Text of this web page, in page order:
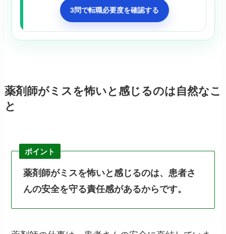
3問で転職必要度を確認する
薬剤師がミスを怖いと感じるのは自然なこ
と
ポイント
薬剤師がミスを怖いと感じるのは、患者さ
んの安全を守る責任感があるからです。